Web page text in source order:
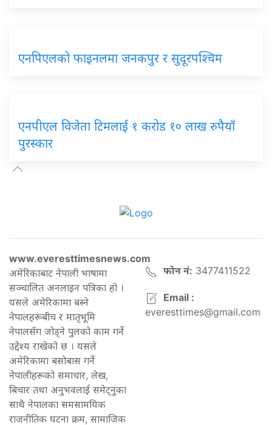
एनपिएलको फाइनलमा जनकपुर र सुदूरपश्चिम
एनपीएल विजेता टिमलाई १ करोड १० लाख रुपैयाँ
पुरस्कार
www.everesttimesnews.com
अमेरिकाबाट नेपाली भाषामा
सञ्चालित अनलाइन पत्रिका हो ।
यसले अमेरिकामा बस्ने
नेपालहरूबीच र मातृभूमि
नेपालसँग जोड्ने पुलको काम गर्ने
उद्देश्य राखेको छ । यसले
अमेरिकामा बसोबास गर्ने
नेपालीहरूको समाचार, लेख,
बिचार तथा अनुभवलाई समेट्नुका
साथै नेपालका समसामयिक
राजनीतिक घटना क्रम, सामाजिक
फोन नं: 3477411522
Email :
everesttimes@gmail.com